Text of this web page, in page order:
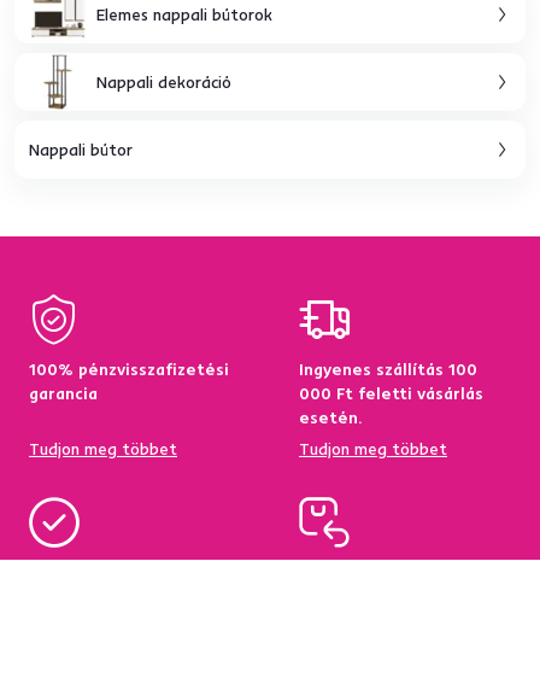
Elemes nappali bútorok
Nappali dekoráció
Nappali bútor
100% pénzvisszafizetési
garancia
Tudjon meg többet
Ingyenes szállítás 100
000 Ft feletti vásárlás
esetén.
Tudjon meg többet